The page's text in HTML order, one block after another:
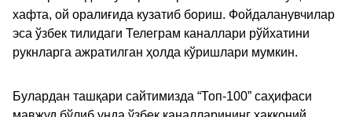
хафта, ой оралиғида кузатиб бориш. Фойдаланувчилар
эса ўзбек тилидаги Телеграм каналлари рўйхатини
рукнларга ажратилган ҳолда кўришлари мумкин.
Булардан ташқари сайтимизда “Топ-100” саҳифаси